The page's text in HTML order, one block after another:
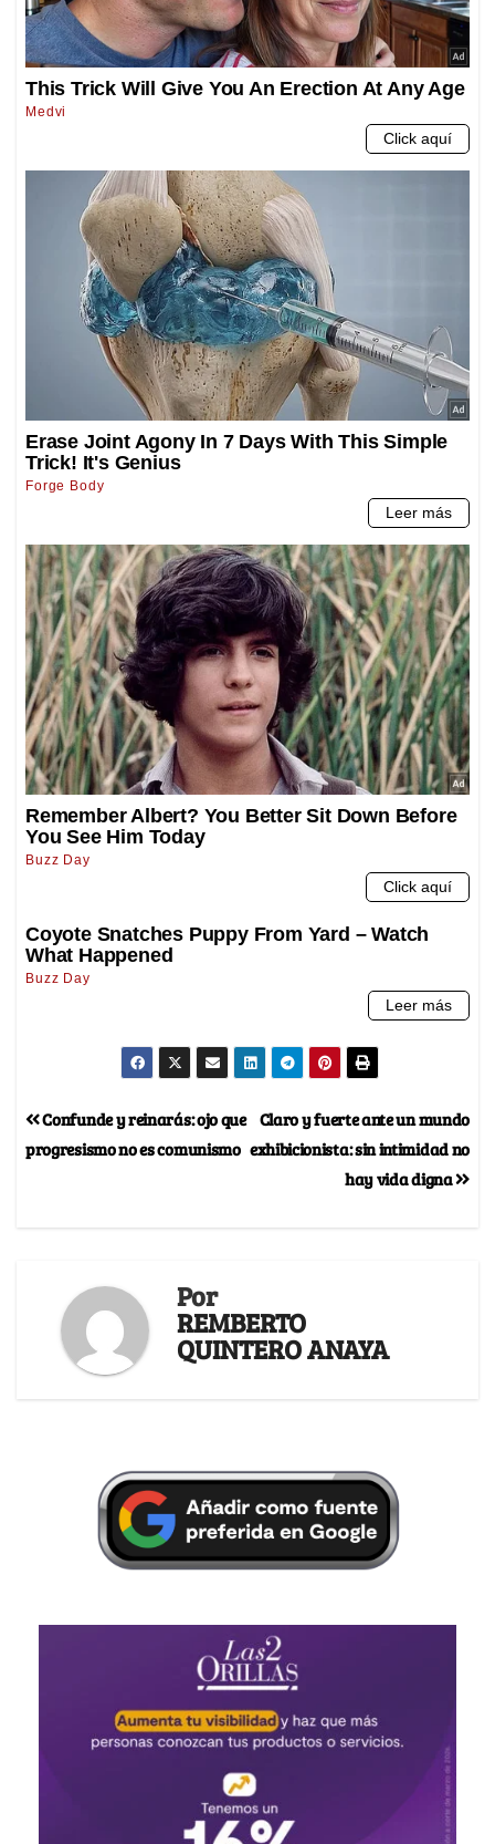
Claro y fuerte ante un mundo
exhibicionista: sin intimidad no
hay vida digna
Confunde y reinarás: ojo que
progresismo no es comunismo
Por
REMBERTO
QUINTERO ANAYA